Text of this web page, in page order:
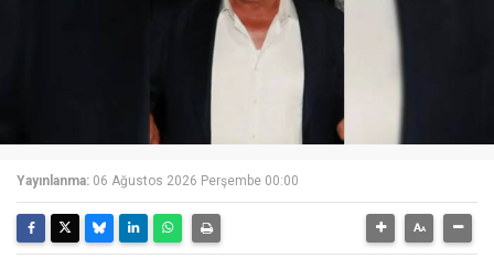
Yayınlanma: 06 Ağustos 2026 Perşembe 00:00